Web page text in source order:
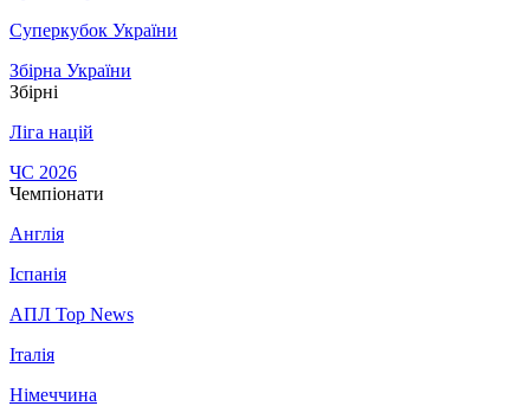
Суперкубок України
Збірна України
Збірні
Ліга націй
ЧС 2026
Чемпіонати
Англія
Іспанія
АПЛ Top News
Італія
Німеччина